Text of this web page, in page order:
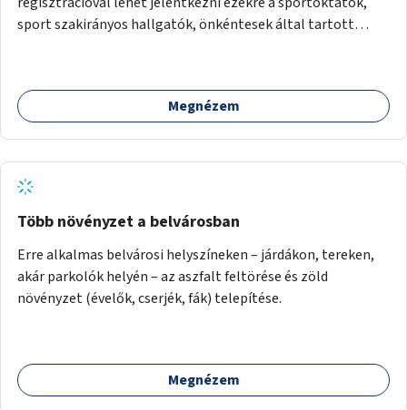
sport szakirányos hallgatók, önkéntesek által tartott
Megnézem
Több növényzet a belvárosban
Erre alkalmas belvárosi helyszíneken – járdákon, tereken,
akár parkolók helyén – az aszfalt feltörése és zöld
növényzet (évelők, cserjék, fák) telepítése.
Megnézem